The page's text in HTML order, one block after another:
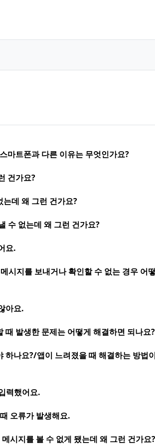
마트폰과 다른 이유는 무엇인가요?
건가요?
데 왜 그런 건가요?
수 없는데 왜 그런 건가요?
요.
시지를 보내거나 확인할 수 없는 경우 어
아요.
때 발생한 문제는 어떻게 해결하면 되나요?
하나요?/앱이 느려졌을 때 해결하는 방법
력했어요.
오류가 발생해요.
시지를 볼 수 없게 됐는데 왜 그런 건가요?